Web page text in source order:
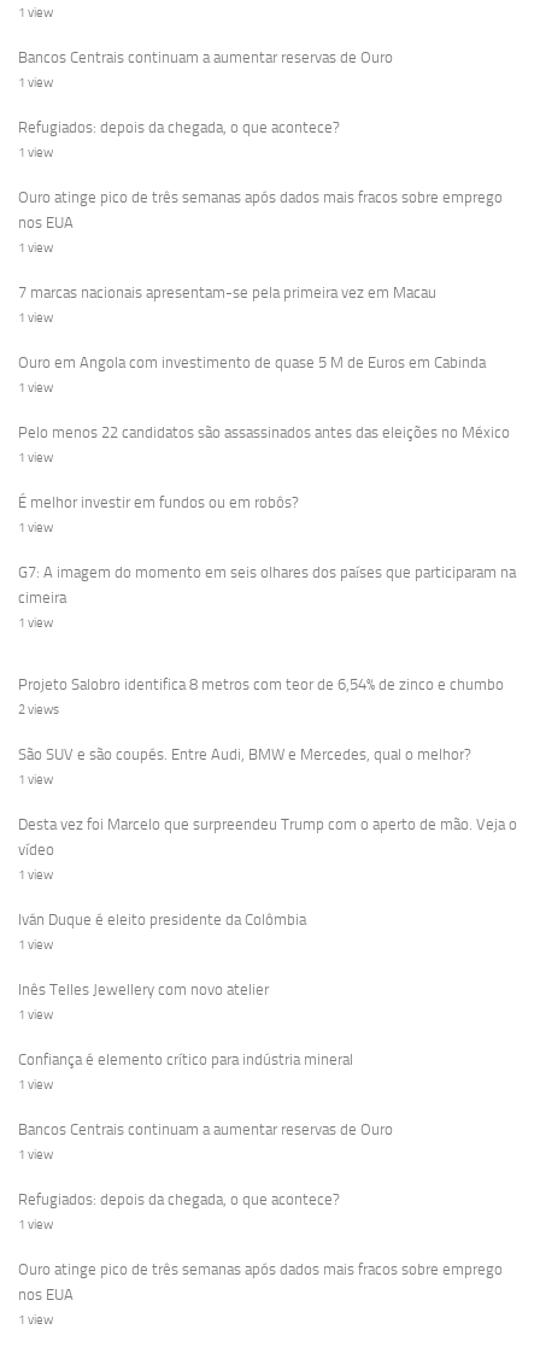
1 view
Bancos Centrais continuam a aumentar reservas de Ouro
1 view
Refugiados: depois da chegada, o que acontece?
1 view
Ouro atinge pico de três semanas após dados mais fracos sobre emprego
nos EUA
1 view
7 marcas nacionais apresentam-se pela primeira vez em Macau
1 view
Ouro em Angola com investimento de quase 5 M de Euros em Cabinda
1 view
Pelo menos 22 candidatos são assassinados antes das eleições no México
1 view
É melhor investir em fundos ou em robôs?
1 view
G7: A imagem do momento em seis olhares dos países que participaram na
cimeira
1 view
Projeto Salobro identifica 8 metros com teor de 6,54% de zinco e chumbo
2 views
São SUV e são coupés. Entre Audi, BMW e Mercedes, qual o melhor?
1 view
Desta vez foi Marcelo que surpreendeu Trump com o aperto de mão. Veja o
vídeo
1 view
Iván Duque é eleito presidente da Colômbia
1 view
Inês Telles Jewellery com novo atelier
1 view
Confiança é elemento crítico para indústria mineral
1 view
Bancos Centrais continuam a aumentar reservas de Ouro
1 view
Refugiados: depois da chegada, o que acontece?
1 view
Ouro atinge pico de três semanas após dados mais fracos sobre emprego
nos EUA
1 view